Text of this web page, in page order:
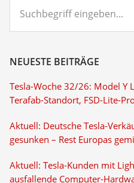
eingeben...
NEUESTE BEITRÄGE
Tesla-Woche 32/26: Model Y
Terafab-Standort, FSD-Lite-
Aktuell: Deutsche Tesla-
gesunken – Rest Europas
Aktuell: Tesla-Kunden mit
ausfallende Computer-